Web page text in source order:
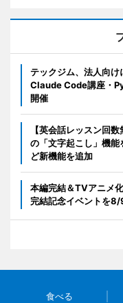
テックジム、法人向け
Claude Code講座・
開催
【英会話レッスン回
の「文字起こし」機
ど新機能を追加
本編完結＆TVアニメ
完結記念イベントを
食べる